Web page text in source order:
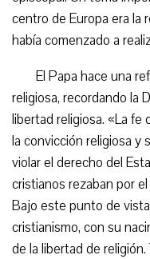
centro de Europa era la
había comenzado a
El Papa hace una
religiosa, recordando la
libertad religiosa. «La fe
la convicción religiosa y
violar el derecho del
cristianos rezaban por
Bajo este punto de
cristianismo, con su
de la libertad de